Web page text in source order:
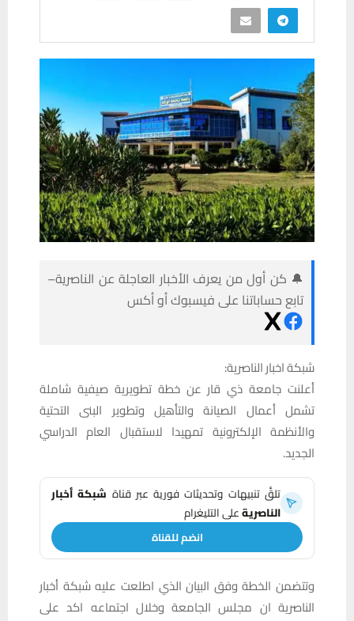
🔔 كن أول من يعرف الأخبار العاجلة عن الناصرية–
تابع حساباتنا على فيسبوك أو أكس
شبكة اخبار الناصرية:
أعلنت جامعة ذي قار عن خطة تطويرية صيفية شاملة
تشمل أعمال الصيانة والتأهيل وتطوير البنى التحتية
والأنظمة الإلكترونية تمهيدا لاستقبال العام الدراسي
الجديد.
تلقَّ تنبيهات وتحديثات فورية عبر قناة شبكة أخبار
الناصريةعلى التليغرام
انضم للقناة
وتتضمن الخطة وفق البيان الذي اطلعت عليه شبكة أخبار
الناصرية ان مجلس الجامعة وخلال اجتماعه اكد على